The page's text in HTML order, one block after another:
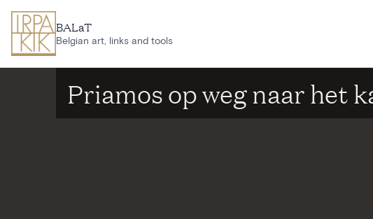
BALaT
Belgian art, links and tools
Priamos op weg naar het